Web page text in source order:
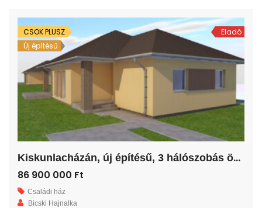
ingatlan 30-as téglából, […]
CSOK PLUSZ
Új építésű
Eladó
K
iskunlacházán, új építésű, 3 hálószobás önálló családi ház!
86 900 000 Ft
Családi ház
Bicski Hajnalka